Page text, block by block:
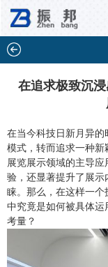
在追求极致沉
在当今科技日新月异
模式，转而追求一种
展览展示领域的主导
验，还显著提升了展
睐。那么，在这样一
中究竟是如何被具体
考量？